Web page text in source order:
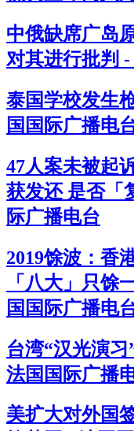
中俄缺席广岛
对其进行批判
泰国学校发生
国国际广播电
47人案未被起
获发还 是否「
际广播电台
2019馀波：香
「八大」只馀
国国际广播电
台湾“汉光演
法国国际广播
美扩大对外国